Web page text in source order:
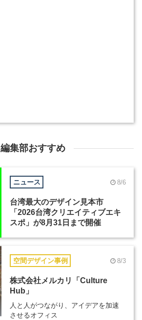
編集部おすすめ
ニュース 8/6
台湾最大のデザイン見本市
「2026台湾クリエイティブエキ
スポ」が8月31日まで開催
空間デザイン事例 8/3
株式会社メルカリ「Culture
Hub」
人と人がつながり、アイデアを加速
させるオフィス